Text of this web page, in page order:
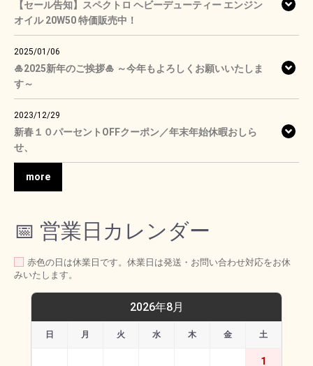
【セール告知】スペクトロ ヘビーデューティー エンジン
オイル 20W50 特価販売中！
2025/01/06
🎍2025新年のご挨拶🎍 ～今年もよろしくお願いいたしま
す～
2023/12/29
新春１０パーセントOFFクーポン／年末年始休暇おしら
せ、
more
📅 営業日カレンダー
赤色の日は休業日です。休業日は発送・お問い合わせ対応をお休
みいたします。
2026年8月
日 月 火 水 木 金 土
1